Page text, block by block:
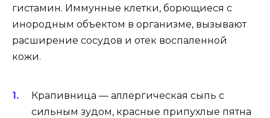
гистамин. Иммунные клетки, борющиеся с
инородным объектом в организме, вызывают
расширение сосудов и отек воспаленной
кожи.
Крапивница — аллергическая сыпь с
сильным зудом, красные припухлые пятна